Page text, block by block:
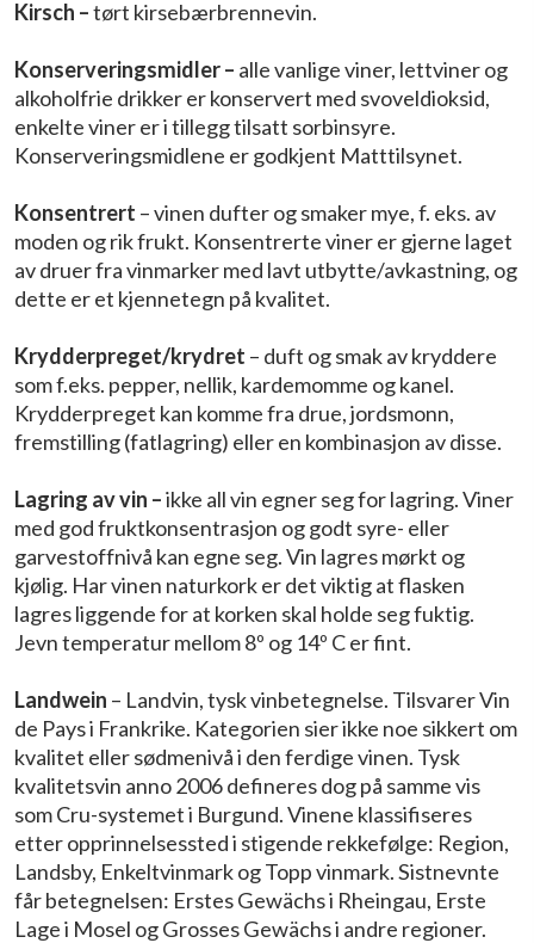
Kirsch –tørt kirsebærbrennevin.
Konserveringsmidler – alle vanlige viner, lettviner og
alkoholfrie drikker er konservert med svoveldioksid,
enkelte viner er i tillegg tilsatt sorbinsyre.
Konserveringsmidlene er godkjent Matttilsynet.
Konsentrert – vinen dufter og smaker mye, f. eks. av
moden og rik frukt. Konsentrerte viner er gjerne laget
av druer fra vinmarker med lavt utbytte/avkastning, og
dette er et kjennetegn på kvalitet.
Krydderpreget/krydret – duft og smak av kryddere
som f.eks. pepper, nellik, kardemomme og kanel.
Krydderpreget kan komme fra drue, jordsmonn,
fremstilling (fatlagring) eller en kombinasjon av disse.
Lagring av vin –ikke all vin egner seg for lagring. Viner
med god fruktkonsentrasjon og godt syre- eller
garvestoffnivå kan egne seg. Vin lagres mørkt og
kjølig. Har vinen naturkork er det viktig at flasken
lagres liggende for at korken skal holde seg fuktig.
Jevn temperatur mellom 8º og 14º C er fint.
Landwein – Landvin, tysk vinbetegnelse. Tilsvarer Vin
de Pays i Frankrike. Kategorien sier ikke noe sikkert om
kvalitet eller sødmenivå i den ferdige vinen. Tysk
kvalitetsvin anno 2006 defineres dog på samme vis
som Cru-systemet i Burgund. Vinene klassifiseres
etter opprinnelsessted i stigende rekkefølge: Region,
Landsby, Enkeltvinmark og Topp vinmark. Sistnevnte
får betegnelsen: Erstes Gewächs i Rheingau, Erste
Lage i Mosel og Grosses Gewächs i andre regioner.